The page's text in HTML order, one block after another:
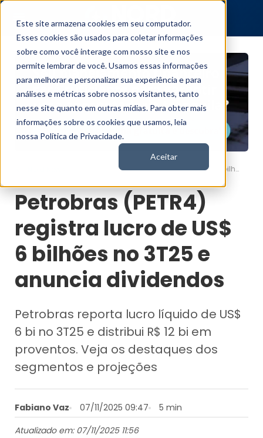
Este site armazena cookies em seu computador.
Esses cookies são usados para coletar informações
sobre como você interage com nosso site e nos
permite lembrar de você. Usamos essas informações
para melhorar e personalizar sua experiência e para
análises e métricas sobre nossos visitantes, tanto
nesse site quanto em outras mídias. Para obter mais
informações sobre os cookies que usamos, leia
nossa Política de Privacidade.
Aceitar
Petrobras (PETR4) registra lucro de US$ 6 bilhões no 3T25 e anuncia dividendos
Petrobras (PETR4)
registra lucro de US$
6 bilhões no 3T25 e
anuncia dividendos
Petrobras reporta lucro líquido de US$
6 bi no 3T25 e distribui R$ 12 bi em
proventos. Veja os destaques dos
segmentos e projeções
Fabiano Vaz 07/11/2025 09:47
5 min
Atualizado em: 07/11/2025 11:56